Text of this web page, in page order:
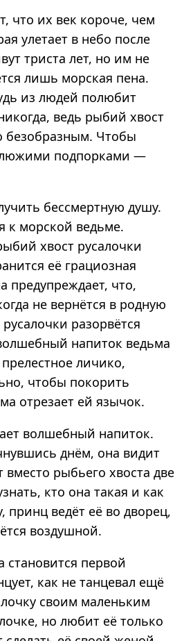
что их век короче, чем
улетает в небо после
триста лет, но им не
лишь морская пена.
из людей полюбит
ведь рыбий хвост
безобразным. Чтобы
подпорками —
бессмертную душу.
к морской ведьме.
хвост русалочки
её грациозная
предупреждает, что,
не вернётся в родную
разорвётся
напиток ведьма
личико,
чтобы покорить
отрезает ей язычок.
волшебный напиток.
днём, она видит
рыбьего хвоста две
кто она такая и как
принц ведёт её во дворец,
воздушной.
первой
как не танцевал ещё
своим маленьким
но любит её только